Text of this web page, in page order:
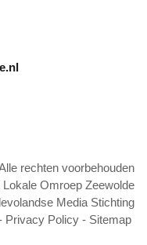
Alle rechten voorbehouden
Omroep Zeewolde
Media Stichting
Privacy Policy - Sitemap